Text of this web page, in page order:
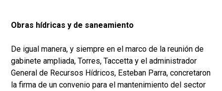
Obras hídricas y de saneamiento
De igual manera, y siempre en el marco de la reunión de
gabinete ampliada, Torres, Taccetta y el administrador
General de Recursos Hídricos, Esteban Parra, concretaron
la firma de un convenio para el mantenimiento del sector